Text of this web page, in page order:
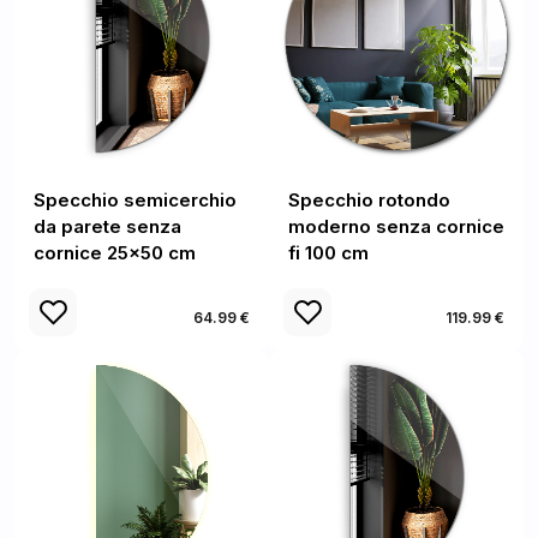
Specchio semicerchio
da parete senza
cornice 25x50 cm
64.99 €
Specchio rotondo
moderno senza cornice
fi 100 cm
119.99 €